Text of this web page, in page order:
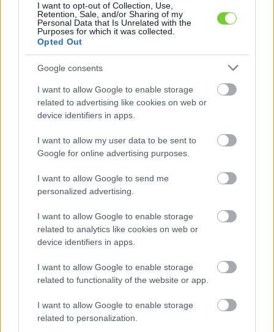
I want to opt-out of Collection, Use,
Retention, Sale, and/or Sharing of my
Personal Data that Is Unrelated with the
Purposes for which it was collected.
Opted Out
Google consents
I want to allow Google to enable storage
related to advertising like cookies on web or
device identifiers in apps.
I want to allow my user data to be sent to
Google for online advertising purposes.
I want to allow Google to send me
personalized advertising.
I want to allow Google to enable storage
related to analytics like cookies on web or
device identifiers in apps.
I want to allow Google to enable storage
related to functionality of the website or app.
I want to allow Google to enable storage
related to personalization.
Ragyogás-IM Kft.
20-429-9197